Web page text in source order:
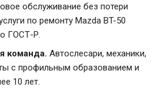
обслуживание без потери
по ремонту Mazda BT-50
ГОСТ-Р.
команда. Автослесари, механики,
с профильным образованием и
10 лет.